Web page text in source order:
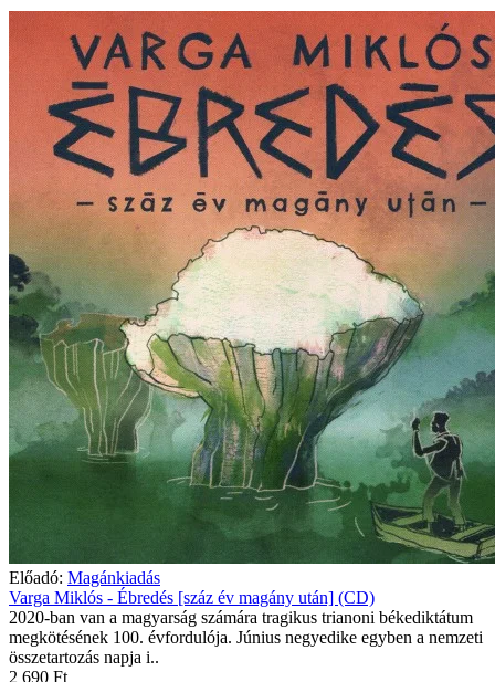
Előadó: Magánkiadás
Varga Miklós - Ébredés [száz év magány után] (CD)
2020-ban van a magyarság számára tragikus trianoni békediktátum
megkötésének 100. évfordulója. Június negyedike egyben a nemzeti
összetartozás napja i..
2 690 Ft